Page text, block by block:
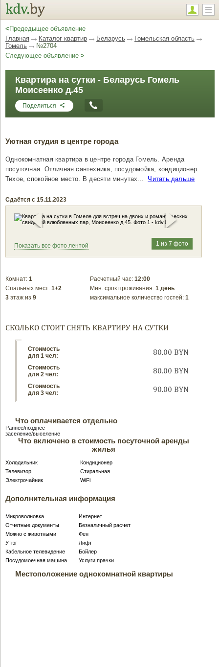
< Предедыщее объявление
Главная
Каталог квартир Беларусь
Гомельская область
Гомель
№2704
Следующее объявление >
Квартира на сутки - Беларусь Гомель
Моисеенко д.45
Поделиться
Уютная студия в центре города
Однокомнатная квартира в центре города Гомель. Аренда
посуточная. Отличная сантехника, посудомойка, кондиционер.
Тихое, спокойное место. В десяти минутах...
Читать дальше
Сдаётся с 15.11.2023
1 из 7 фото
Показать все фото лентой
Комнат: 1
Спальных мест: 1+2
3 этаж из 9
Расчетный час: 12:00
Мин. срок проживания: 1 день
максимальное количество гостей: 1
СКОЛЬКО СТОИТ СНЯТЬ КВАРТИРУ НА СУТКИ
Стоимость
для 1 чел:
80.00 BYN
Стоимость
для 2 чел:
80.00 BYN
Стоимость
для 3 чел:
90.00 BYN
Что оплачивается отдельно
Раннее/позднее
заселение/выселение
Что включено в стоимость посуточной аренды
жилья
Холодильник
Кондиционер
Телевизор
Стиральная
Электрочайник
WiFi
Дополнительная информация
Микроволновка
Интернет
Отчетные документы
Безналичный расчет
Можно с животными
Фен
Утюг
Лифт
Кабельное телевидение
Бойлер
Посудомоечная машина
Услуги прачки
Местоположение однокомнатной квартиры